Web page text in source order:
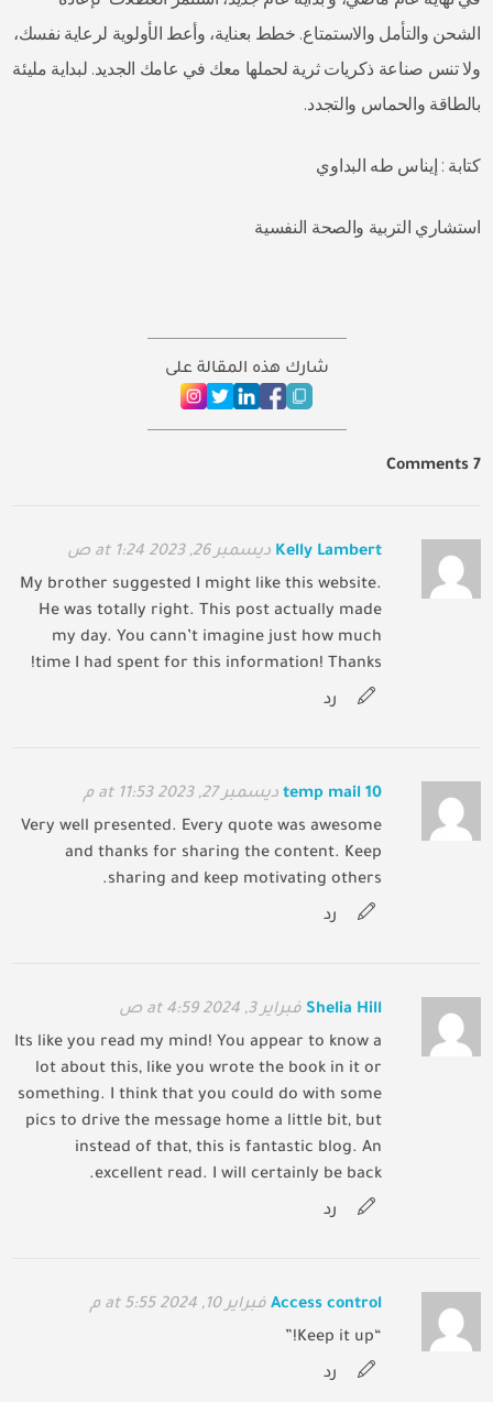
الشحن والتأمل والاستمتاع. خطط بعناية، وأعط الأولوية لرعاية نفسك،
ولا تنس صناعة ذكريات ثرية لحملها معك في عامك الجديد. لبداية مليئة
بالطاقة والحماس والتجدد.
كتابة : إيناس طه البداوي
استشاري التربية والصحة النفسية
شارك هذه المقالة على
7 Comments
Kelly Lambert ديسمبر 26, 2023 at 1:24 ص
My brother suggested I might like this website.
He was totally right. This post actually made
my day. You cann’t imagine just how much
time I had spent for this information! Thanks!
رد
temp mail 10 ديسمبر 27, 2023 at 11:53 م
Very well presented. Every quote was awesome
and thanks for sharing the content. Keep
sharing and keep motivating others.
رد
Shelia Hill فبراير 3, 2024 at 4:59 ص
Its like you read my mind! You appear to know a
lot about this, like you wrote the book in it or
something. I think that you could do with some
pics to drive the message home a little bit, but
instead of that, this is fantastic blog. An
excellent read. I will certainly be back.
رد
Access control فبراير 10, 2024 at 5:55 م
“Keep it up!”
رد